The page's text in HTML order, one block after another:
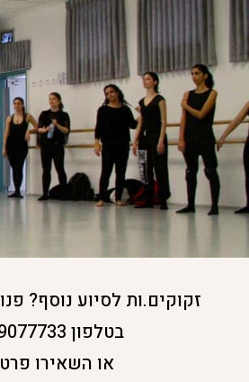
זקוקים.ות לסיוע נוסף?
בטלפון 04-9077733
או השאירו